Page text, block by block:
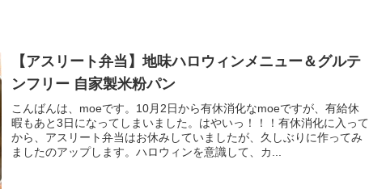
【アスリート弁当】地味ハロウィンメニュー＆グルテ
ンフリー 自家製米粉パン
こんばんは、moeです。10月2日から有休消化なmoeですが、有給休
暇もあと3日になってしまいました。はやいっ！！！有休消化に入って
から、アスリート弁当はお休みしていましたが、久しぶりに作ってみ
ましたのアップします。ハロウィンを意識して、カ...